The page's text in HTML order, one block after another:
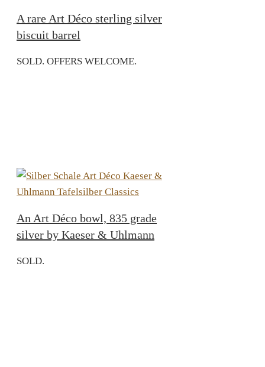
A rare Art Déco sterling silver
biscuit barrel
SOLD. OFFERS WELCOME.
An Art Déco bowl, 835 grade
silver by Kaeser & Uhlmann
SOLD.